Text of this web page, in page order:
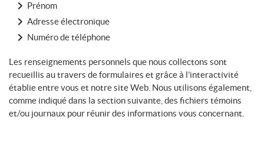
Prénom
Adresse électronique
Numéro de téléphone
Les renseignements personnels que nous collectons sont
recueillis au travers de formulaires et grâce à l’interactivité
établie entre vous et notre site Web. Nous utilisons également,
comme indiqué dans la section suivante, des fichiers témoins
et/ou journaux pour réunir des informations vous concernant.